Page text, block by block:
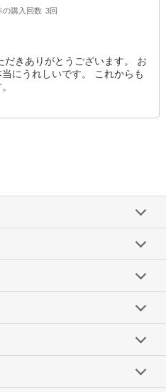
の購入回数 3回
だきありがとうございます。 お
にうれしいです。 これからも